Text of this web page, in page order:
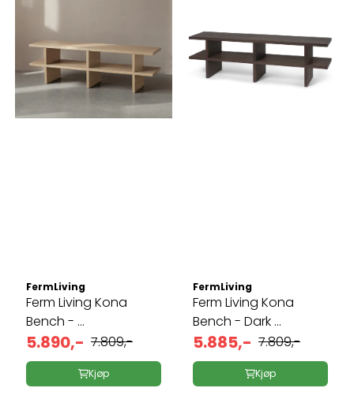
FermLiving
Ferm Living Kona
Bench - ...
5.890,- 7.809,-
Kjøp
FermLiving
Ferm Living Kona
Bench - Dark ...
5.885,- 7.809,-
Kjøp